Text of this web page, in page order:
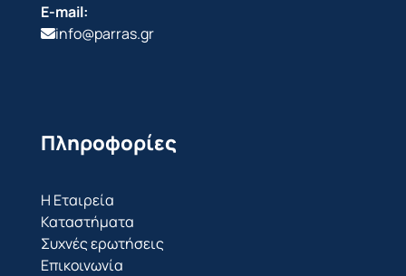
E-mail:
info@parras.gr
Πληροφορίες
Η Εταιρεία
Καταστήματα
Συχνές ερωτήσεις
Επικοινωνία